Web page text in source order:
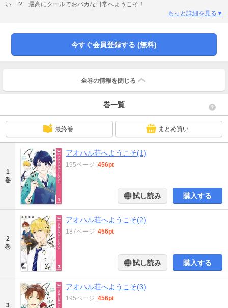
い…!? 最高にクールでおバカな日常へようこそ！
もっと詳細を見る▼
今すぐ会員登録する (無料)
全巻の情報を 閉じる
巻一覧
最終巻 まとめ買い
1
巻
アオハル荘へようこそ(1)
195ページ 456pt
試し読み 購入する
2
巻
アオハル荘へようこそ(2)
187ページ 456pt
試し読み 購入する
3
アオハル荘へようこそ(3)
195ページ 456pt